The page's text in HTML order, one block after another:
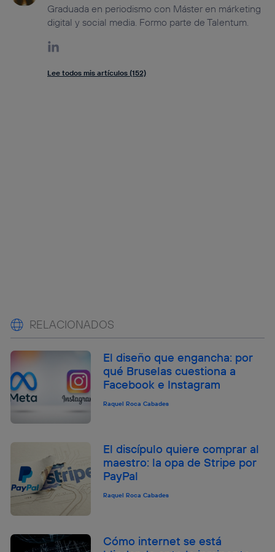
Graduada en periodismo con Máster en márketing
digital y social media. Formo parte de Talentum.
Lee todos mis artículos (152)
RELACIONADOS
El diseño que engancha: por
qué Bruselas cuestiona a
Facebook e Instagram
Raquel Roca Cabades
El discípulo quiere comprar al
maestro: la opa de Stripe por
PayPal
Raquel Roca Cabades
Cómo internet se está